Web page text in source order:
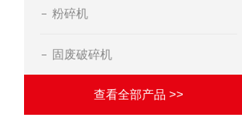
粉碎机
固废破碎机
查看全部产品 >>